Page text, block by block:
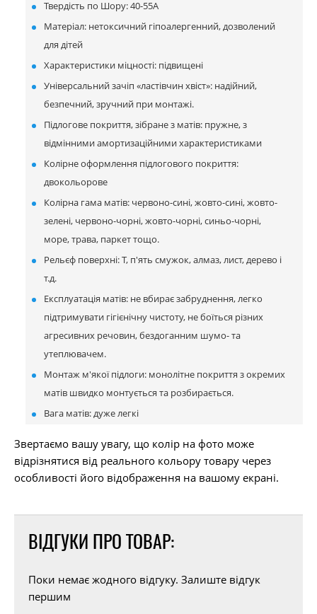
Твердість по Шору: 40-55А
Матеріал: нетоксичний гіпоалергенний, дозволений
для дітей
Характеристики міцності: підвищені
Універсальний зачіп «ластівчин хвіст»: надійний,
безпечний, зручний при монтажі.
Підлогове покриття, зібране з матів: пружне, з
відмінними амортизаційними характеристиками
Колірне оформлення підлогового покриття:
двокольорове
Колірна гама матів: червоно-сині, жовто-сині, жовто-
зелені, червоно-чорні, жовто-чорні, синьо-чорні,
море, трава, паркет тощо.
Рельєф поверхні: Т, п'ять смужок, алмаз, лист, дерево і
т.д.
Експлуатація матів: не вбирає забруднення, легко
підтримувати гігієнічну чистоту, не боїться різних
агресивних речовин, бездоганним шумо- та
утеплювачем.
Монтаж м'якої підлоги: монолітне покриття з окремих
матів швидко монтується та розбирається.
Вага матів: дуже легкі
Звертаємо вашу увагу, що колір на фото може
відрізнятися від реального кольору товару через
особливості його відображення на вашому екрані.
ВІДГУКИ ПРО ТОВАР:
Поки немає жодного відгуку. Залиште відгук
першим